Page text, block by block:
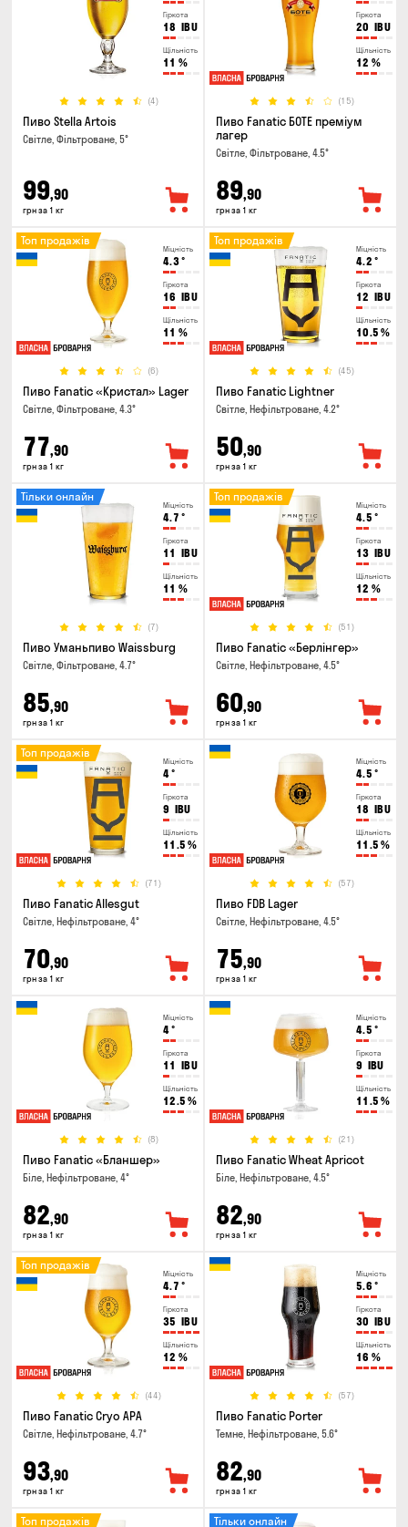
Гіркота
18 IBU
Щільність
11 %
(4)
Пиво Stella Artois
Світле, Фільтроване, 5°
99,90
грн за 1 кг
Гіркота
20 IBU
Щільність
12 %
(15)
Пиво Fanatic БОТЕ преміум
лагер
Світле, Фільтроване, 4.5°
89,90
грн за 1 кг
Міцність
4.3°
Гіркота
16 IBU
Щільність
11 %
(6)
Топ продажів
Пиво Fanatic «Кристал» Lager
Світле, Фільтроване, 4.3°
77,90
грн за 1 кг
Міцність
4.2 °
Гіркота
12 IBU
Щільність
10.5 %
(45)
Топ продажів
Пиво Fanatic Lightner
Світле, Нефільтроване, 4.2°
50,90
грн за 1 кг
Міцність
4.7 °
Гіркота
11 IBU
Щільність
11 %
(7)
Тільки онлайн
Пиво Уманьпиво Waissburg
Світле, Фільтроване, 4.7°
85,90
грн за 1 кг
Міцність
4.5 °
Гіркота
13 IBU
Щільність
12 %
(51)
Топ продажів
Пиво Fanatic «Берлінгер»
Світле, Нефільтроване, 4.5°
60,90
грн за 1 кг
Міцність
4°
Гіркота
9 IBU
Щільність
11.5 %
(71)
Топ продажів
Пиво Fanatic Allesgut
Світле, Нефільтроване, 4°
70,90
грн за 1 кг
Міцність
4.5 °
Гіркота
18 IBU
Щільність
11.5 %
(57)
Пиво FDB Lager
Світле, Нефільтроване, 4.5°
75,90
грн за 1 кг
Міцність
4°
Гіркота
11 IBU
Щільність
12.5 %
(8)
Пиво Fanatic «Бланшер»
Біле, Нефільтроване, 4°
82,90
грн за 1 кг
Міцність
4.5 °
Гіркота
9 IBU
Щільність
11.5 %
(21)
Пиво Fanatic Wheat Apricot
Біле, Нефільтроване, 4.5°
82,90
грн за 1 кг
Міцність
4.7 °
Гіркота
35 IBU
Щільність
12 %
(44)
Топ продажів
Пиво Fanatic Cryo APA
Світле, Нефільтроване, 4.7°
93,90
грн за 1 кг
Міцність
5.6 °
Гіркота
30 IBU
Щільність
16 %
(57)
Пиво Fanatic Porter
Темне, Нефільтроване, 5.6°
82,90
грн за 1 кг
Топ продажів Тільки онлайн